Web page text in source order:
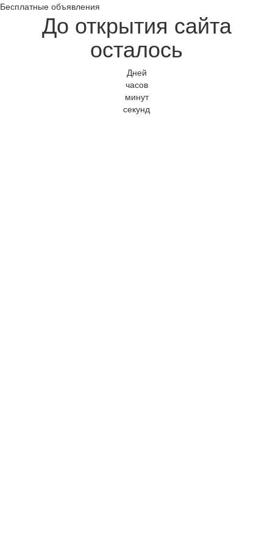
Бесплатные объявления
До открытия сайта
осталось
Дней
часов
минут
секунд